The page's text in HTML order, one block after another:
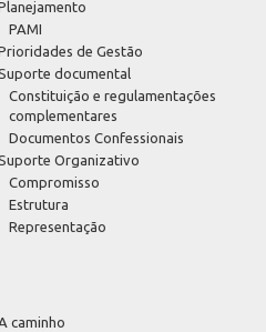
PAMI
de Gestão
documental
Constituição e regulamentações
complementares
Documentos Confessionais
Organizativo
Compromisso
Estrutura
Representação
caminho